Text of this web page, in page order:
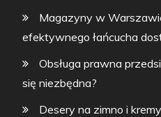
Magazyny w
efektywnego łańcucha
Obsługa prawna
się niezbędna?
Desery na zimno i